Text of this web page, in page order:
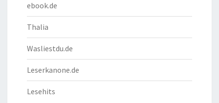
ebook.de
Thalia
Wasliestdu.de
Leserkanone.de
Lesehits